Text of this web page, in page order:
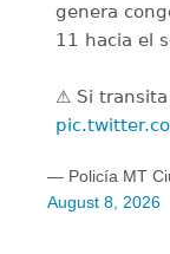
genera
11 hacia el
⚠️ Si
— Policía MT
August 8, 2026